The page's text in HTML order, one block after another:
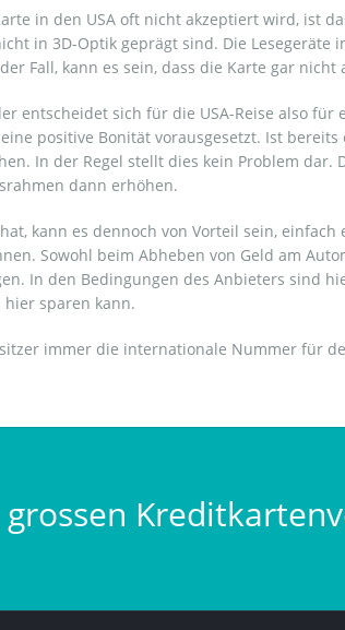
in den USA oft nicht akzeptiert wird, ist
in 3D-Optik geprägt sind. Die
Fall, kann es sein, dass die Karte gar
entscheidet sich für die USA-Reise also
positive Bonität vorausgesetzt. Ist
In der Regel stellt dies kein Problem
dann erhöhen.
kann es dennoch von Vorteil sein,
Sowohl beim Abheben von Geld am
In den Bedingungen des Anbieters sind
sparen kann.
immer die internationale Nummer für